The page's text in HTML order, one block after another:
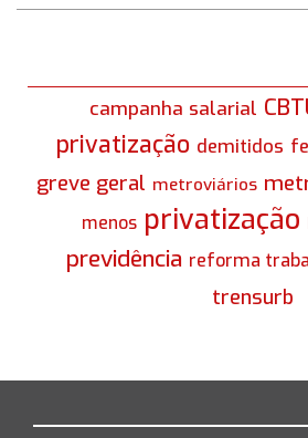
campanha salarial
privatização demitidos
greve geral metroviários
menos privatização
previdência reforma
trensurb